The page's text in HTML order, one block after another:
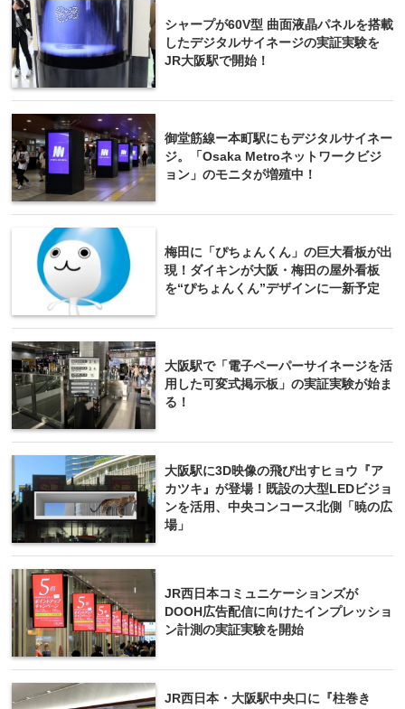
シャープが60V型 曲面液晶パネルを搭載
したデジタルサイネージの実証実験を
JR大阪駅で開始！
御堂筋線ー本町駅にもデジタルサイネー
ジ。「Osaka Metroネットワークビジ
ョン」のモニタが増殖中！
梅田に「ぴちょんくん」の巨大看板が出
現！ダイキンが大阪・梅田の屋外看板
を“ぴちょんくん”デザインに一新予定
大阪駅で「電子ペーパーサイネージを活
用した可変式掲示板」の実証実験が始ま
る！
大阪駅に3D映像の飛び出すヒョウ『ア
カツキ』が登場！既設の大型LEDビジョ
ンを活用、中央コンコース北側「暁の広
場」
JR西日本コミュニケーションズが
DOOH広告配信に向けたインプレッショ
ン計測の実証実験を開始
JR西日本・大阪駅中央口に『柱巻き